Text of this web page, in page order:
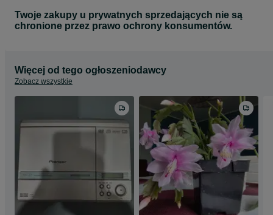
Twoje zakupy u prywatnych sprzedających nie są
chronione przez prawo ochrony konsumentów.
Więcej od tego ogłoszeniodawcy
Zobacz wszystkie